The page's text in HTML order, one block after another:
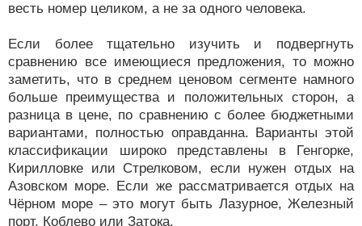
весть номер целиком, а не за одного человека.
Если более тщательно изучить и подвергнуть
сравнению все имеющиеся предложения, то можно
заметить, что в среднем ценовом сегменте намного
больше преимущества и положительных сторон, а
разница в цене, по сравнению с более бюджетными
вариантами, полностью оправданна. Варианты этой
классификации широко представлены в Генгорке,
Кирилловке или Стрелковом, если нужен отдых на
Азовском море. Если же рассматривается отдых на
Чёрном море – это могут быть Лазурное, Железный
порт, Коблево или Затока.